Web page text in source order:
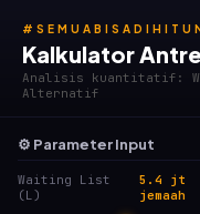
Kalkulator
Analisis kuantitatif:
Alternatif
⚙ Parameter Input
Waiting List
(L)
5.4 jt
jemaah